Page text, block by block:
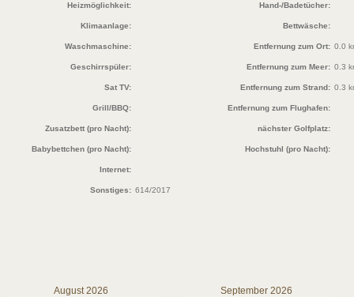
Heizmöglichkeit: Hand-/Badetücher:
Klimaanlage: Bettwäsche:
Waschmaschine: Entfernung zum Ort: 0.0
Geschirrspüler: Entfernung zum Meer: 0.3
Sat TV: Entfernung zum Strand: 0.3
Grill/BBQ: Entfernung zum Flughafen:
Zusatzbett (pro Nacht): nächster Golfplatz:
Babybettchen (pro Nacht): Hochstuhl (pro Nacht):
Internet:
Sonstiges: 614/2017
August 2026
September 2026